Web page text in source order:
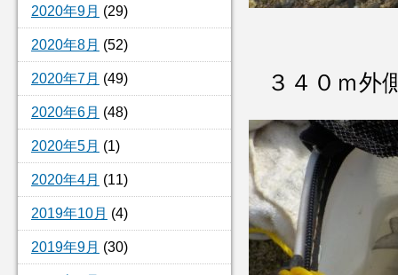
2020年9月 (29)
2020年8月 (52)
2020年7月 (49)
2020年6月 (48)
2020年5月 (1)
2020年4月 (11)
2019年10月 (4)
2019年9月 (30)
３４０ｍ